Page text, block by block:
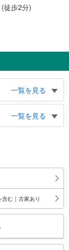
徒歩2分)
一覧を見る
真女学校、神奈川大
三ツ沢下町、三ツ沢
浜三ツ沢郵便局、県
町
一覧を見る
む｜古家あり